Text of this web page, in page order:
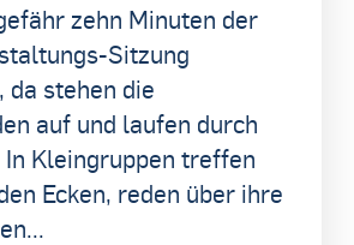
zehn Minuten der
Sitzung
da stehen die
auf und laufen durch
In Kleingruppen treffen
Ecken, reden über ihre